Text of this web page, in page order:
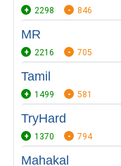
2298 846
MR
2216 705
Tamil
1499 581
TryHard
1370 794
Mahakal